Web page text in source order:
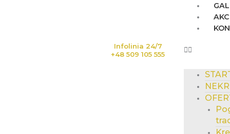
Infolinia 24/7
+48 509 105 555